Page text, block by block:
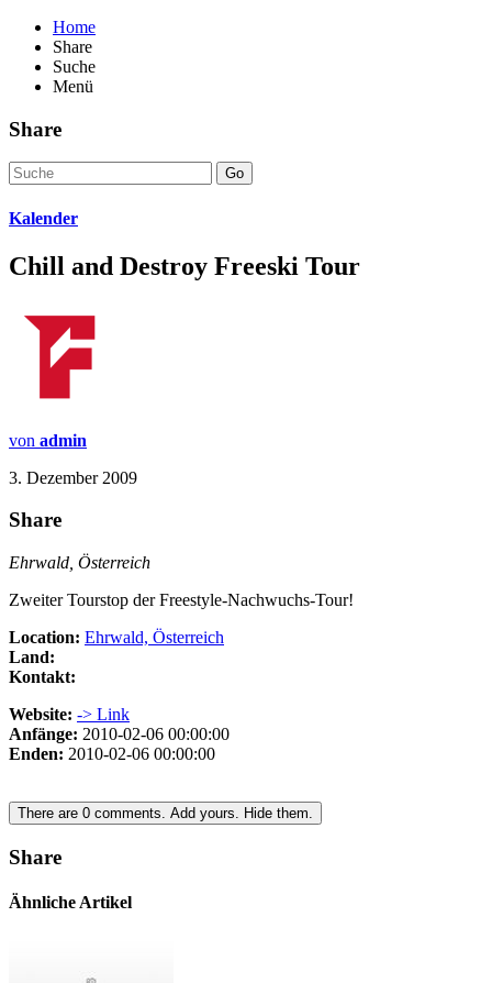
Home
Share
Suche
Menü
Share
Go
Kalender
Chill and Destroy Freeski Tour
von admin
3. Dezember 2009
Share
Ehrwald, Österreich
Zweiter Tourstop der Freestyle-Nachwuchs-Tour!
Location: Ehrwald, Österreich
Land:
Kontakt:
Website: -> Link
Anfänge: 2010-02-06 00:00:00
Enden: 2010-02-06 00:00:00
There are 0 comments. Add yours. Hide them.
Share
Ähnliche Artikel